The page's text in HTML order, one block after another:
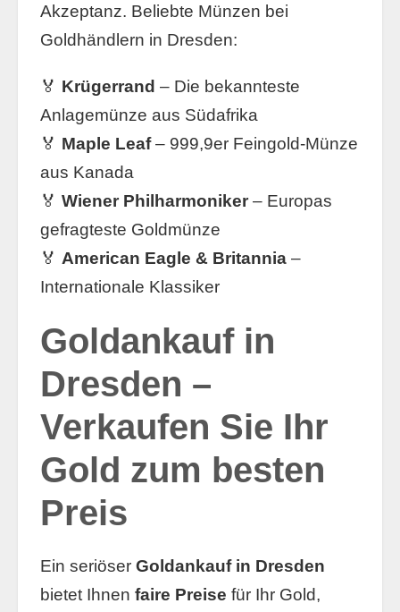
Akzeptanz. Beliebte Münzen bei
Goldhändlern in Dresden:
🏅 Krügerrand – Die bekannteste
Anlagemünze aus Südafrika
🏅 Maple Leaf– 999,9er Feingold-Münze
aus Kanada
🏅 Wiener Philharmoniker – Europas
gefragteste Goldmünze
🏅 American Eagle & Britannia –
Internationale Klassiker
Goldankauf in
Dresden –
Verkaufen Sie Ihr
Gold zum besten
Preis
Ein seriöser Goldankauf in Dresden
bietet Ihnen faire Preise für Ihr Gold,